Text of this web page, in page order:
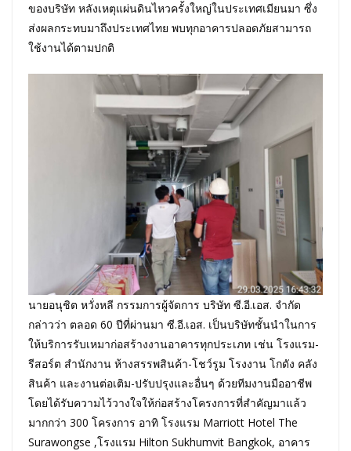
ของบริษัท หลังเหตุแผ่นดินไหวครั้งใหญ่ในประเทศเมียนมา ซึ่ง
ส่งผลกระทบมาถึงประเทศไทย พบทุกอาคารปลอดภัยสามารถ
ใช้งานได้ตามปกติ
นายอนุชิต หวั่งหลี กรรมการผู้จัดการ บริษัท ซี.อี.เอส. จำกัด
กล่าวว่า ตลอด 60 ปีที่ผ่านมา ซี.อี.เอส. เป็นบริษัทชั้นนำในการ
ให้บริการรับเหมาก่อสร้างงานอาคารทุกประเภท เช่น โรงแรม-
รีสอร์ต สำนักงาน ห้างสรรพสินค้า-โชว์รูม โรงงาน โกดัง คลัง
สินค้า และงานต่อเติม-ปรับปรุงและอื่นๆ ด้วยทีมงานมืออาชีพ
โดยได้รับความไว้วางใจให้ก่อสร้างโครงการที่สำคัญมาแล้ว
มากกว่า 300 โครงการ อาทิ โรงแรม Marriott Hotel The
Surawongse ,โรงแรม Hilton Sukhumvit Bangkok, อาคาร